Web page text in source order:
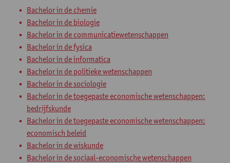
Bachelor in de chemie
Bachelor in de biologie
Bachelor in de communicatiewetenschappen
Bachelor in de fysica
Bachelor in de informatica
Bachelor in de politieke wetenschappen
Bachelor in de sociologie
Bachelor in de toegepaste economische wetenschappen:
bedrijfskunde
Bachelor in de toegepaste economische wetenschappen:
economisch beleid
Bachelor in de wiskunde
Bachelor in de sociaal-economische wetenschappen